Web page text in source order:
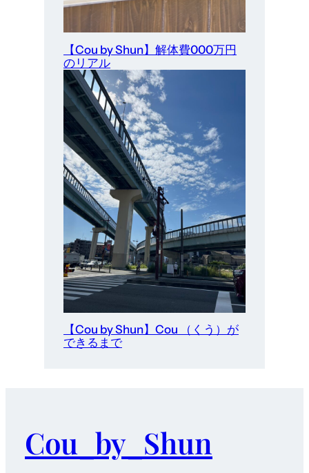
【Cou by Shun】解体費000万円
のリアル
【Cou by Shun】Cou （くう）が
できるまで
Cou_by_Shun